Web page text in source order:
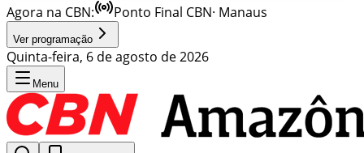
Agora na CBN:
Ponto Final CBN· Manaus
Ver programação
Quinta-feira, 6 de agosto de 2026
Menu